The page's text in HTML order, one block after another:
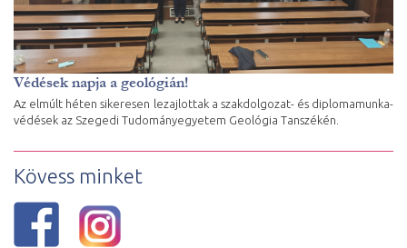
Védések napja a geológián!
Az elmúlt héten sikeresen lezajlottak a szakdolgozat- és diplomamunka-
védések az Szegedi Tudományegyetem Geológia Tanszékén.
Kövess minket